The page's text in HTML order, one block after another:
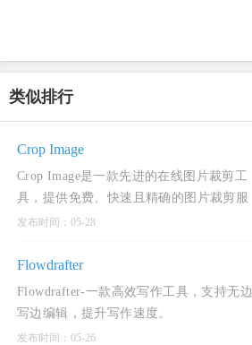
类似排行
Crop Image
Crop Image是一款先进的在线图片裁剪工
具，提供免费、快速且精确的图片裁剪服
务。
发布时间：05-28
Flowdrafter
Flowdrafter-一款高效写作工具，支持无边
写边编辑，提升写作速度。
发布时间：05-26